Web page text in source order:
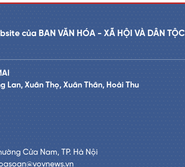
của BAN VĂN HÓA - XÃ HỘI VÀ DÂN TỘC
Lan, Xuân Thọ, Xuân Thân, Hoài Thu
Cửa Nam, TP. Hà Nội